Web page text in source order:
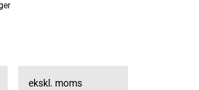
ekskl. moms